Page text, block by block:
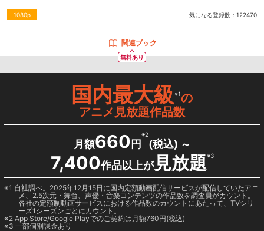
1080p 気になる登録数： 122470
無料あり
関連ブック
国内最大級※1の
アニメ見放題作品数
月額660 円
※2
(税込) ～
7,400作品以上が見放題※3
1 自社調べ。2025年12月15日に国内定額動画配信サービスが配信していたアニ
メ、2.5次元・舞台、声優・音楽コンテンツの作品数を調査員がカウント。
各社の定額制動画サービスにおける作品数のカウントにあたって、TVシリ
ーズ1シーズンごとにカウント。
2 App Store/Google Playでのご契約は月額760円(税込)
3 一部個別課金あり